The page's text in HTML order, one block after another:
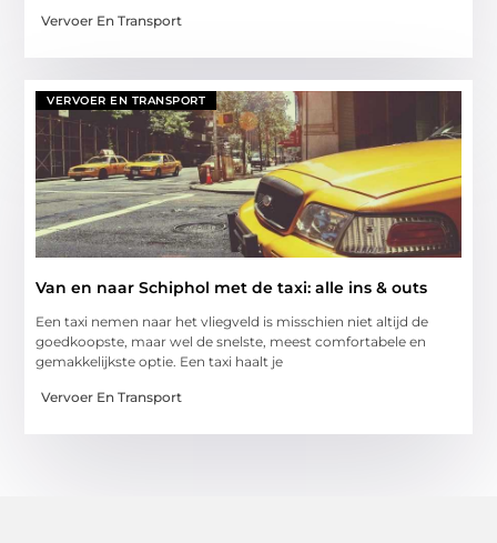
Vervoer En Transport
VERVOER EN TRANSPORT
Van en naar Schiphol met de taxi: alle ins & outs
Een taxi nemen naar het vliegveld is misschien niet altijd de
goedkoopste, maar wel de snelste, meest comfortabele en
gemakkelijkste optie. Een taxi haalt je
Vervoer En Transport